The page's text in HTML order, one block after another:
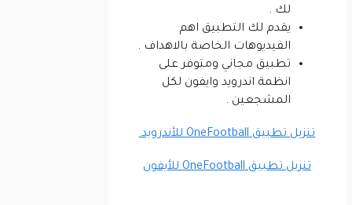
لك .
يقدم لك التطبيق اهم
الفيديوهات الخاصة بالاهداف .
تطبيق مجاني ومتوفر على
انظمة اندرويد وايفون لكل
المشجعين .
تنزيل تطبيق OneFootball للأندرويد
تنزيل تطبيق OneFootball للأيفون